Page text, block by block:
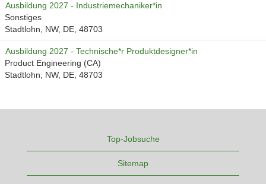
Ausbildung 2027 - Industriemechaniker*in
Sonstiges
Stadtlohn, NW, DE, 48703
Ausbildung 2027 - Technische*r Produktdesigner*in
Product Engineering (CA)
Stadtlohn, NW, DE, 48703
Top-Jobsuche
Sitemap